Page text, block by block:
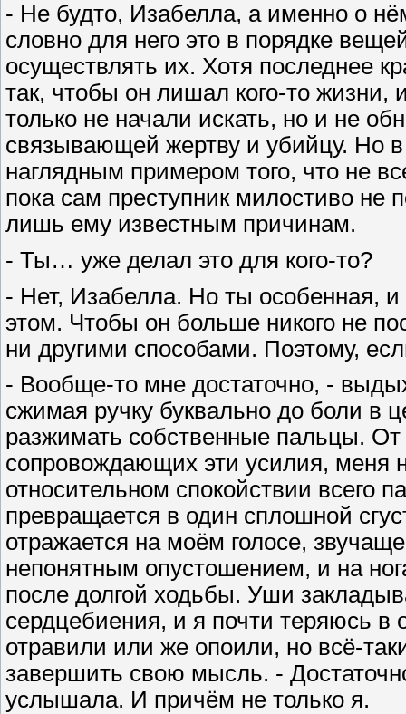
- Не будто, Изабелла, а именно о
словно для него это в порядке
осуществлять их. Хотя последнее
так, чтобы он лишал кого-то жизни,
только не начали искать, но и не
связывающей жертву и убийцу. Но
наглядным примером того, что не
пока сам преступник милостиво не
лишь ему известным причинам.
- Ты… уже делал это для кого-то?
- Нет, Изабелла. Но ты особенная, и
этом. Чтобы он больше никого не
ни другими способами. Поэтому,
- Вообще-то мне достаточно, -
сжимая ручку буквально до боли в
разжимать собственные пальцы. От
сопровождающих эти усилия, меня
относительном спокойствии всего
превращается в один сплошной
отражается на моём голосе,
непонятным опустошением, и на
после долгой ходьбы. Уши
сердцебиения, и я почти теряюсь
отравили или же опоили, но всё-
завершить свою мысль. -
услышала. И причём не только я.